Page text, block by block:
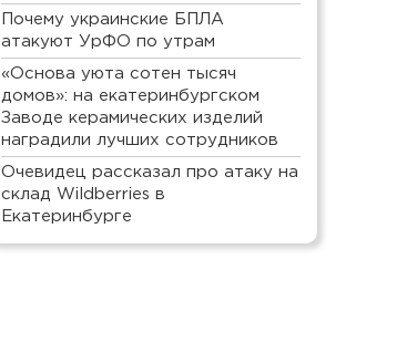
Почему украинские БПЛА
атакуют УрФО по утрам
«Основа уюта сотен тысяч
домов»: на екатеринбургском
Заводе керамических изделий
наградили лучших сотрудников
Очевидец рассказал про атаку на
склад Wildberries в
Екатеринбурге